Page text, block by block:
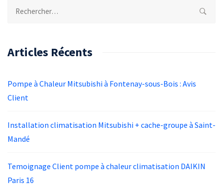
Rechercher :
Articles Récents
Pompe à Chaleur Mitsubishi à Fontenay-sous-Bois : Avis
Client
Installation climatisation Mitsubishi + cache-groupe à Saint-
Mandé
Temoignage Client pompe à chaleur climatisation DAIKIN
Paris 16